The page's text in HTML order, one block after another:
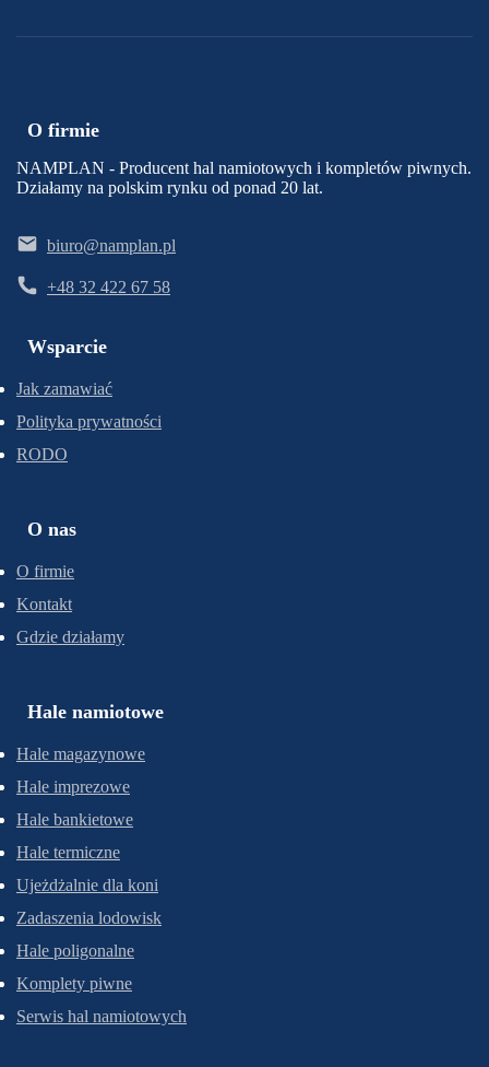
O firmie
NAMPLAN - Producent hal namiotowych i kompletów piwnych.
Działamy na polskim rynku od ponad 20 lat.
biuro@namplan.pl
+48 32 422 67 58
Wsparcie
Jak zamawiać
Polityka prywatności
RODO
O nas
O firmie
Kontakt
Gdzie działamy
Hale namiotowe
Hale magazynowe
Hale imprezowe
Hale bankietowe
Hale termiczne
Ujeżdżalnie dla koni
Zadaszenia lodowisk
Hale poligonalne
Komplety piwne
Serwis hal namiotowych